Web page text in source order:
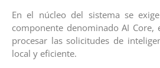
En el núcleo del sistema se
componente denominado AI
procesar las solicitudes de
local y eficiente.